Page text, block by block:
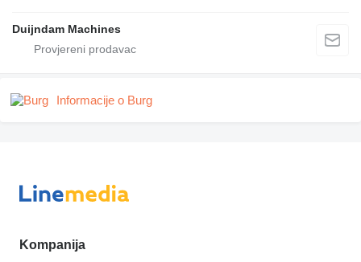
Duijndam Machines
Informacije o Burg
Kompanija